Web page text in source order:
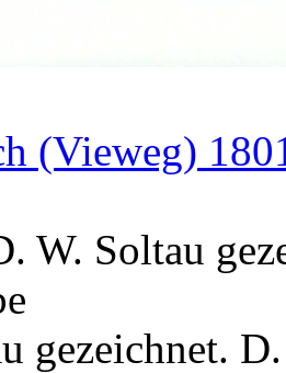
(Vieweg)
W. Soltau
gezeichnet.